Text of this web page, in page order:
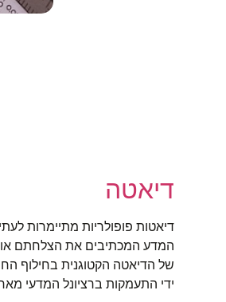
דיאטה
דיאטות פופולריות מתיימרות
המדע המכתיבים את הצלחתם או
של הדיאטה הקטוגנית בחילוף
ידי התעמקות ברציונל המדעי